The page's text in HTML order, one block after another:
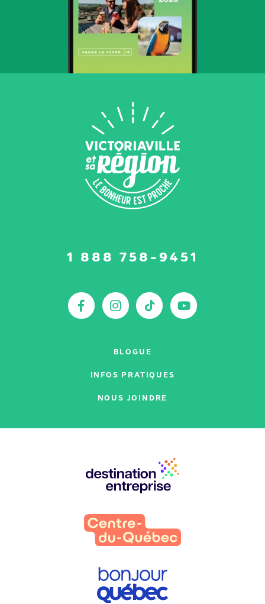
1 888 758-9451
Facebook
Instagram
TikTok
BLOGUE
INFOS PRATIQUES
NOUS JOINDRE
partenaires
: